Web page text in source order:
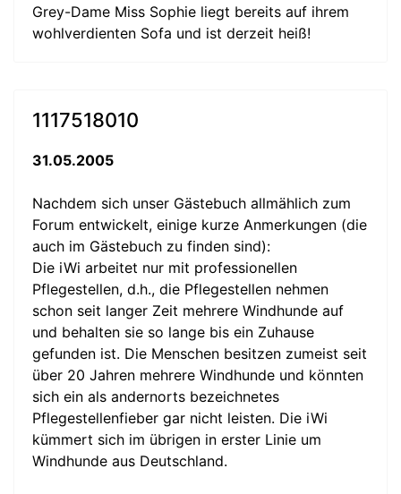
Grey-Dame Miss Sophie liegt bereits auf ihrem
wohlverdienten Sofa und ist derzeit heiß!
1117518010
31.05.2005
Nachdem sich unser Gästebuch allmählich zum
Forum entwickelt, einige kurze Anmerkungen (die
auch im Gästebuch zu finden sind):
Die iWi arbeitet nur mit professionellen
Pflegestellen, d.h., die Pflegestellen nehmen
schon seit langer Zeit mehrere Windhunde auf
und behalten sie so lange bis ein Zuhause
gefunden ist. Die Menschen besitzen zumeist seit
über 20 Jahren mehrere Windhunde und könnten
sich ein als andernorts bezeichnetes
Pflegestellenfieber gar nicht leisten. Die iWi
kümmert sich im übrigen in erster Linie um
Windhunde aus Deutschland.